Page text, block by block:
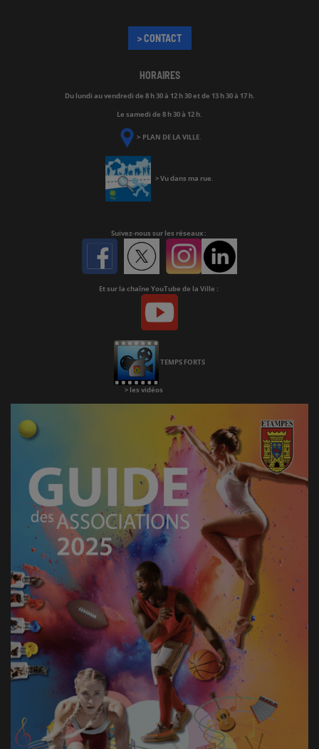
> CONTACT
HORAIRES
Du lundi au vendredi de 8 h 30 à 12 h 30 et de 13 h 30 à 17 h.
Le samedi de 8 h 30 à 12 h.
> PLAN DE LA VILLE.
>Vu dans ma rue
Suivez-nous sur les réseaux :
Facebook
Twitter Instagram
Et sur la chaîne YouTube de la Ville :
Youtube
TEMPS FORTS
> les vidéos